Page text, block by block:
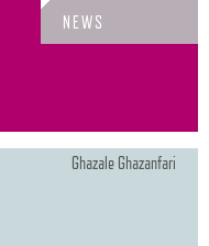
NEWS
Ghazale Ghazanfari